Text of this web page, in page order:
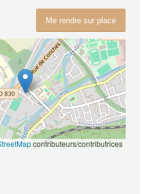
Me rendre sur place
contributeurs/contributrices